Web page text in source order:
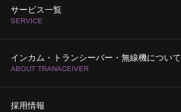
サービス一覧
SERVICE
インカム・トランシーバー・無線機について
ABOUT TRANACEIVER
採用情報